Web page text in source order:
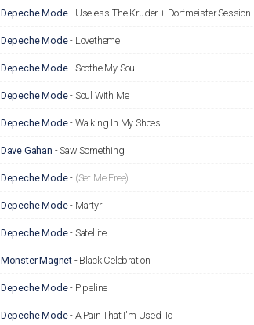
Depeche Mode- Useless-The Kruder + Dorfmeister Session
Depeche Mode- Lovetheme
Depeche Mode- Soothe My Soul
Depeche Mode- Soul With Me
Depeche Mode- Walking In My Shoes
Dave Gahan -Saw Something
Depeche Mode- (Set Me Free)
Depeche Mode- Martyr
Depeche Mode- Satellite
Monster Magnet- Black Celebration
Depeche Mode- Pipeline
Depeche Mode- A Pain That I'm Used To